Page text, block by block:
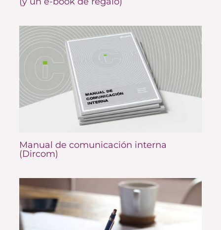
Manual de comunicación interna
(Dircom)